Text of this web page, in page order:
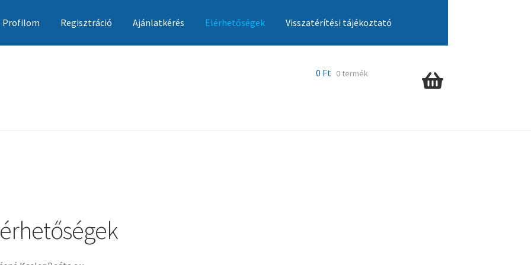
Profilom Regisztráció Ajánlatkérés Elérhetőségek Visszatérítési tájékoztató
0 Ft 0 termék